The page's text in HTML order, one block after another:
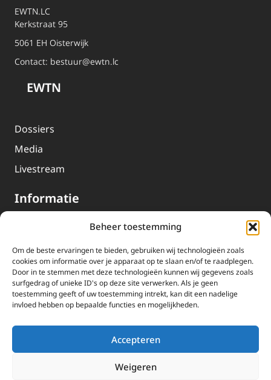
Beheer toestemming
Om de beste ervaringen te bieden, gebruiken wij technologieën zoals
cookies om informatie over je apparaat op te slaan en/of te raadplegen.
Door in te stemmen met deze technologieën kunnen wij gegevens zoals
surfgedrag of unieke ID's op deze site verwerken. Als je geen
toestemming geeft of uw toestemming intrekt, kan dit een nadelige
invloed hebben op bepaalde functies en mogelijkheden.
Accepteren
Weigeren
EWTN.LC
Kerkstraat 95
5061 EH Oisterwijk
Contact: bestuur@ewtn.lc
EWTN
Dossiers
Media
Livestream
Informatie
Over EWTN
Geschiedenis
EWTN-Team
Organisatiegegevens
EWTN wordt uitsluitend gefinancierd door uw donaties.